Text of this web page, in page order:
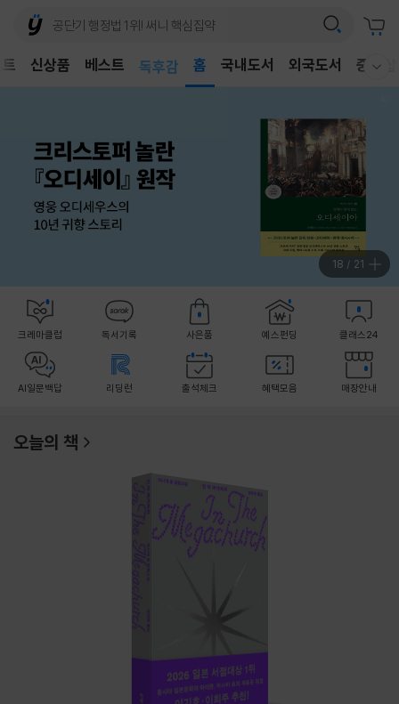
신상품 베스트
독후감
홈 국내도서 외국도서 중고샵
19 / 21
크레마클럽 독서기록 사은품 예스펀딩 클래스24
AI일문백답 리딩런 출석체크 혜택모음 매장안내
오늘의 책